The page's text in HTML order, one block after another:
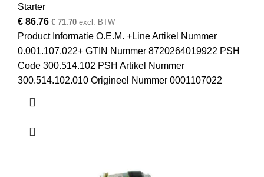
Starter
€ 86.76 € 71.70 excl. BTW
Product Informatie O.E.M. +Line Artikel Nummer
0.001.107.022+ GTIN Nummer 8720264019922 PSH
Code 300.514.102 PSH Artikel Nummer
300.514.102.010 Origineel Nummer 0001107022